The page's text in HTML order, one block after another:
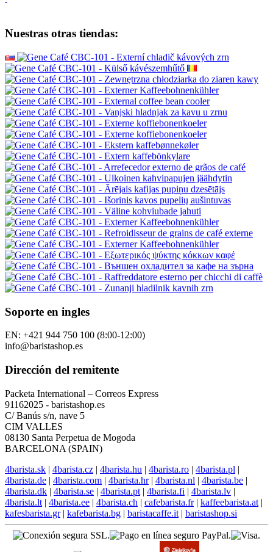
Nuestras otras tiendas:
Soporte en ingles
EN: +421 944 750 100 (8:00-12:00)
info@baristashop.es
Dirección del remitente
Packeta International – Correos Express
91162025 - baristashop.es
C/ Banús s/n, nave 5
CIM VALLES
08130 Santa Perpetua de Mogoda
BARCELONA (SPAIN)
4barista.sk | 4barista.cz | 4barista.hu | 4barista.ro | 4barista.pl |
4barista.de | 4barista.com | 4barista.hr| 4barista.nl | 4barista.be |
4barista.dk | 4barista.se | 4barista.pt | 4barista.fi | 4barista.lv |
4barista.lt | 4barista.ee | 4barista.ch | cafebarista.fr| kaffeebarista.at |
kafesbarista.gr| kafebarista.bg | baristacaffe.it | baristashop.si